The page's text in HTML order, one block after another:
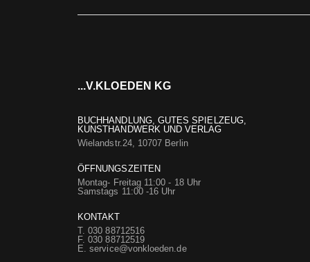
...V.KLOEDEN KG
BUCHHANDLUNG, GUTES SPIELZEUG,
KUNSTHANDWERK UND VERLAG
Wielandstr.24, 10707 Berlin
ÖFFNUNGSZEITEN
Montag- Freitag 11:00 - 18 Uhr
Samstags 11:00 -16 Uhr
KONTAKT
T. 030 88712516
F. 030 88712519
E.service@vonkloeden.de